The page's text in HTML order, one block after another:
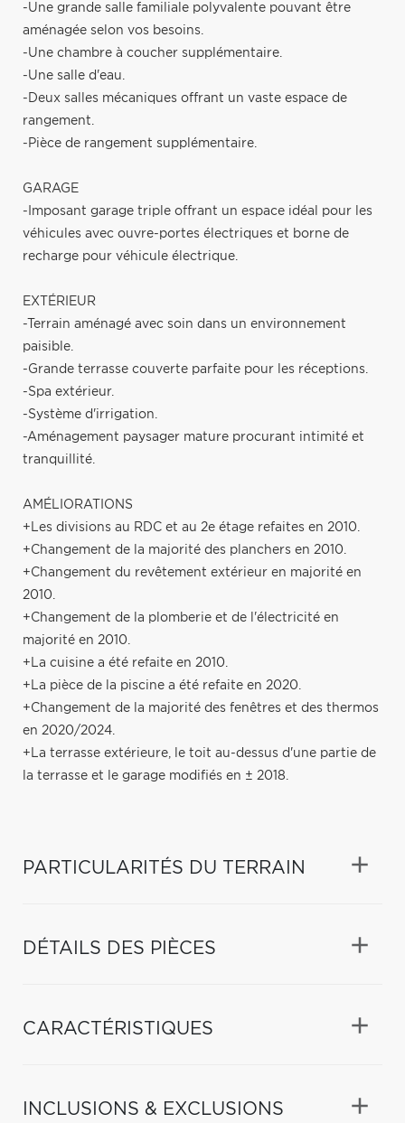
-Une grande salle familiale polyvalente pouvant être
aménagée selon vos besoins.
-Une chambre à coucher supplémentaire.
-Une salle d'eau.
-Deux salles mécaniques offrant un vaste espace de
rangement.
-Pièce de rangement supplémentaire.
GARAGE
-Imposant garage triple offrant un espace idéal pour les
véhicules avec ouvre-portes électriques et borne de
recharge pour véhicule électrique.
EXTÉRIEUR
-Terrain aménagé avec soin dans un environnement
paisible.
-Grande terrasse couverte parfaite pour les réceptions.
-Spa extérieur.
-Système d'irrigation.
-Aménagement paysager mature procurant intimité et
tranquillité.
AMÉLIORATIONS
+Les divisions au RDC et au 2e étage refaites en 2010.
+Changement de la majorité des planchers en 2010.
+Changement du revêtement extérieur en majorité en
2010.
+Changement de la plomberie et de l'électricité en
majorité en 2010.
+La cuisine a été refaite en 2010.
+La pièce de la piscine a été refaite en 2020.
+Changement de la majorité des fenêtres et des thermos
en 2020/2024.
+La terrasse extérieure, le toit au-dessus d'une partie de
la terrasse et le garage modifiés en ± 2018.
PARTICULARITÉS DU TERRAIN
DÉTAILS DES PIÈCES
CARACTÉRISTIQUES
INCLUSIONS & EXCLUSIONS